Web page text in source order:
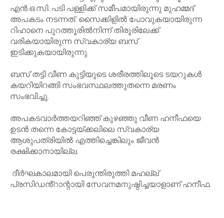
എൻ.ഒ.സി. പടി പള്ളിക്ക് സമീപമായിരുന്നു മുഹമ്മദ്
അപകടം നടന്നത്. സൈക്കിളിൽ പോവുകയായിരുന്ന
റിഹാനെ പുറത്തൂരിൽനിന്ന് തിരൂരിലേക്ക്
വരികയായിരുന്ന സ്വകാര്യ ബസ്
ഇടിക്കുകയായിരുന്നു.
ബസ് തട്ടി വീണ കുട്ടിയുടെ ശരീരത്തിലൂടെ ടയറുകൾ
കയറിയിറങ്ങി സംഭവസ്ഥലത്തുതന്നെ മരണം
സംഭവിച്ചു.
അപകടവാർത്തയറിഞ്ഞ് കുഴഞ്ഞു വീണ ഹനീഫയെ
ഉടൻ തന്നെ കോട്ടയ്ക്കലിലെ സ്വകാര്യ
ആശുപത്രിയിൽ എത്തിച്ചെങ്കിലും ജീവൻ
രക്ഷിക്കാനായില്ല.
ദീർഘകാലമായി പെരുന്തിരുത്തി മഹല്ല്
പ്രസിഡൻ്റാന്റായി സേവനമനുഷ്ഠിച്ചയാളാണ് ഹനീഫ.